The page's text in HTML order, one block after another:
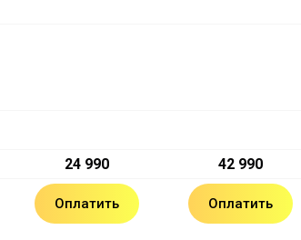
24 990 42 990
Оплатить Оплатить